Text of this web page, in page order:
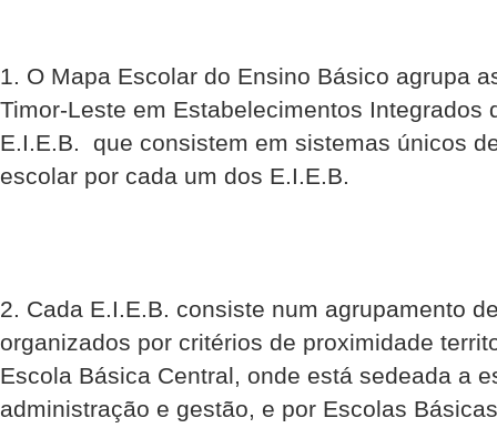
1. O Mapa Escolar do Ensino Básico agrupa
Timor-Leste em Estabelecimentos Integrados
E.I.E.B.  que consistem em sistemas únicos
escolar por cada um dos E.I.E.B.
2. Cada E.I.E.B. consiste num agrupamento
organizados por critérios de proximidade
Escola Básica Central, onde está sedeada a
administração e gestão, e por Escolas